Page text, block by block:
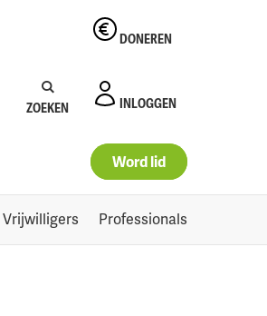
Zoeken:Zoeken
ZOEKEN
DONEREN
INLOGGEN
Word lid
Vrijwilligers Professionals